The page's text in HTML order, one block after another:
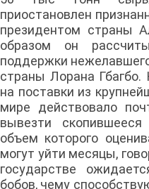
приостановлен
президентом страны
образом он
поддержки
страны Лорана Гбагбо.
на поставки из
мире действовало
вывезти
объем которого
могут уйти месяцы,
государстве
бобов, чему